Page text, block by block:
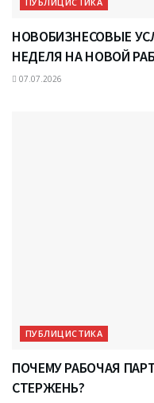
НОВОБИЗНЕСОВЫЕ
НЕДЕЛЯ НА НОВОЙ
07.07.2026
ПУБЛИЦИСТИКА
ПОЧЕМУ РАБОЧАЯ
СТЕРЖЕНЬ?